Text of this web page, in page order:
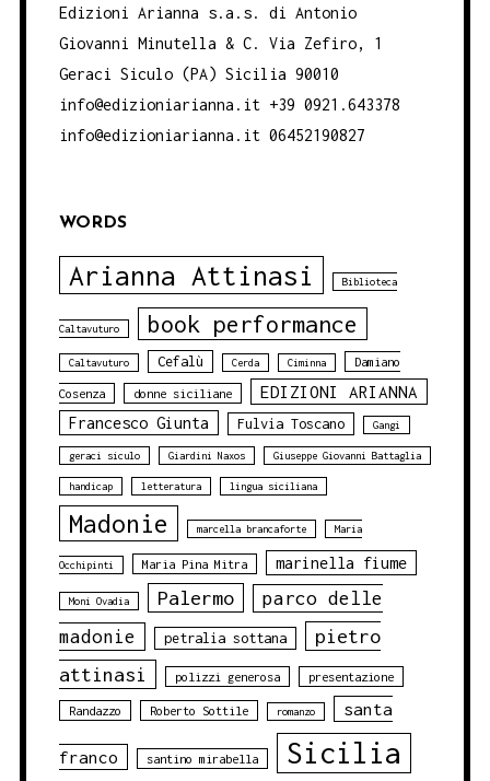
Edizioni Arianna s.a.s. di Antonio
Giovanni Minutella & C. Via Zefiro, 1
Geraci Siculo (PA) Sicilia 90010
info@edizioniarianna.it +39 0921.643378
info@edizioniarianna.it 06452190827
WORDS
Arianna Attinasi Biblioteca
Caltavuturo book performance
Caltavuturo Cefalù Cerda Ciminna Damiano
Cosenza donne siciliane EDIZIONI ARIANNA
Francesco Giunta Fulvia Toscano Gangi
geraci siculo Giardini Naxos Giuseppe Giovanni Battaglia
handicap letteratura lingua siciliana
Madonie marcella brancaforte Maria
Occhipinti Maria Pina Mitra marinella fiume
Moni Ovadia Palermo
parco delle
madonie
petralia sottana
pietro
attinasi
polizzi generosa presentazione
Randazzo Roberto Sottile romanzo santa
franco santino mirabella Sicilia